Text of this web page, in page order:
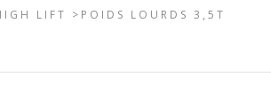
LIFT >POIDS LOURDS 3,5T